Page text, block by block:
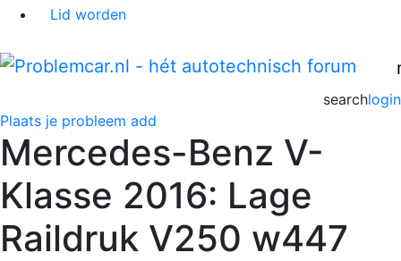
Lid worden
login
search
Plaats je probleem add
Mercedes-Benz V-
Klasse 2016: Lage
Raildruk V250 w447